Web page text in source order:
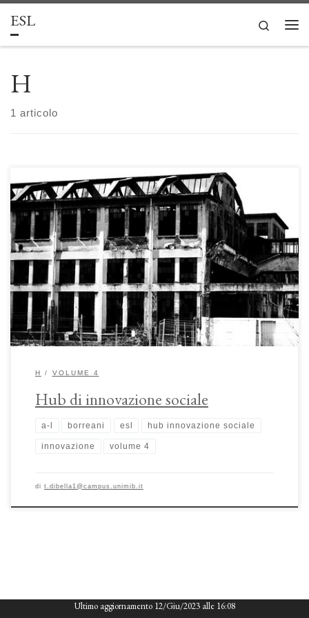
Passa al contenuto
ESL
Search
H
1 articolo
Hub di innovazione sociale: una galassia eterogenea come riflesso di un
concetto controverso di Filippo Borreani Definire in maniera univoca gli
hub di innovazione sociale vuol dire confrontarsi con una locuzione
elusiva che viene utilizzata per descrivere una vasta gamma di attività
portate avanti da attori anche molto diversi tra […]
H VOLUME 4
Hub di innovazione sociale
a-l borreani esl hub innovazione sociale
innovazione volume 4
di t.dibella1@campus.unimib.it
Ultimo aggiornamento 12/Giu/2023 alle 16:08